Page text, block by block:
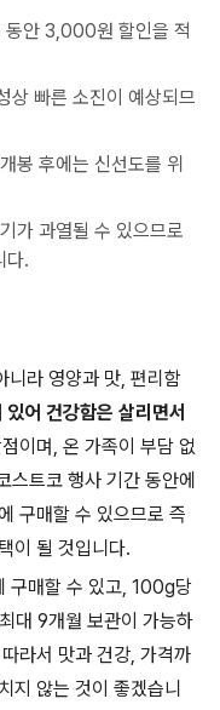
안 3,000원 할인을 적
상 빠른 소진이 예상되므
봉 후에는 신선도를 위
가 과열될 수 있으므로
다.
니라 영양과 맛, 편리함
어 건강함은 살리면서
이며, 온 가족이 부담 없
스트코 행사 기간 동안에
구매할 수 있으므로 즉
이 될 것입니다.
구매할 수 있고, 100g당
대 9개월 보관이 가능하
라서 맛과 건강, 가격까
지 않는 것이 좋겠습니